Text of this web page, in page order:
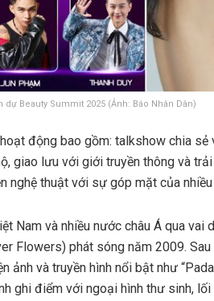
Beauty Summit 2025 (Ảnh: Báo Nhân Dân)
động bao gồm: talkshow chia sẻ
giao lưu với giới truyền thông và
nghệ thuật với sự góp mặt của
Nam và nhiều nước châu Á qua vai
Flowers) phát sóng năm 2009.
và truyền hình nổi bật như
ghi điểm với ngoại hình thư sinh,